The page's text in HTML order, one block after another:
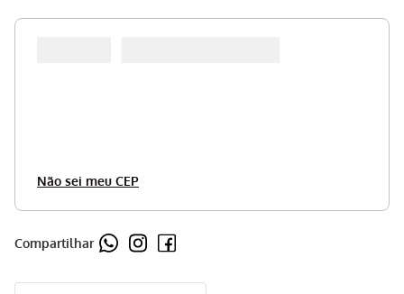
Não sei meu CEP
Compartilhar